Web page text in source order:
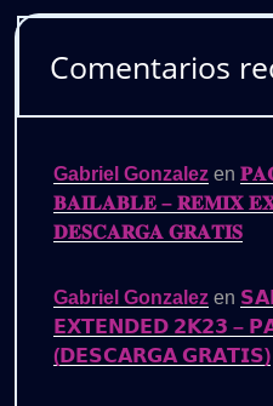
Comentarios
Gabriel Gonzalez en
𝐁𝐀𝐈𝐋𝐀𝐁𝐋𝐄 – 𝐑𝐄𝐌𝐈𝐗
𝐃𝐄𝐒𝐂𝐀𝐑𝐆𝐀 𝐆𝐑𝐀𝐓𝐈𝐒
Gabriel Gonzalez en
𝗘𝗫𝗧𝗘𝗡𝗗𝗘𝗗 𝟮𝗞𝟮𝟯 –
(𝗗𝗘𝗦𝗖𝗔𝗥𝗚𝗔 𝗚𝗥𝗔𝗧𝗜𝗦)